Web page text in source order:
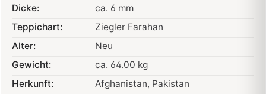
Dicke:
ca. 6 mm
Teppichart:
Ziegler Farahan
Alter:
Neu
Gewicht:
ca. 64.00 kg
Herkunft:
Afghanistan, Pakistan